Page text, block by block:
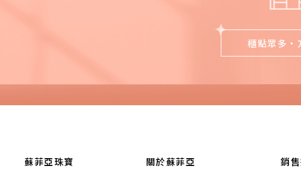
櫃點眾多・
蘇菲亞珠寶 關於蘇菲亞 銷